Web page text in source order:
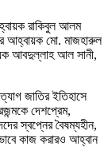
রাকিবুল আলম
আহ্বায়ক মো. মাজহারুল
আবদুল্লাহ আল সানী,
জাতির ইতিহাসে
দেশপ্রেম,
স্বপ্নের বৈষম্যহীন,
কাজ করারও আহ্বান